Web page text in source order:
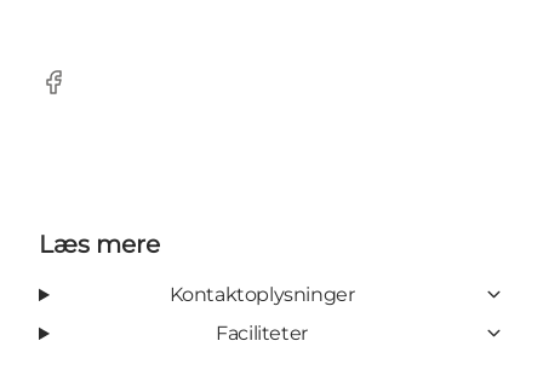
Facebook
Læs mere
Kontaktoplysninger
Faciliteter